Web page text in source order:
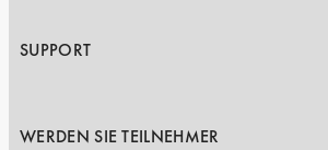
SUPPORT
WERDEN SIE TEILNEHMER